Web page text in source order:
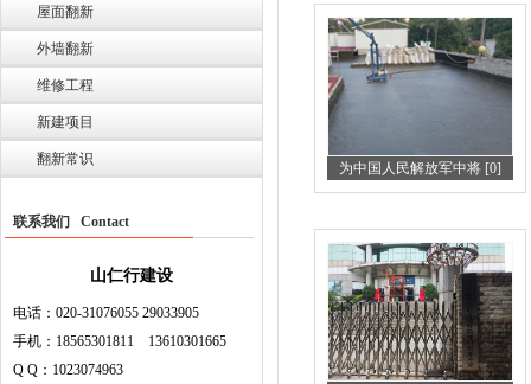
屋面翻新
外墙翻新
维修工程
新建项目
翻新常识
联系我们 Contact
山仁行建设
电话：020-31076055 29033905
手机：18565301811 13610301665
Q Q：1023074963
为中国人民解放军中将 [0]